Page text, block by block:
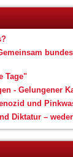
Tage"
- Gelungener
und
Diktatur –